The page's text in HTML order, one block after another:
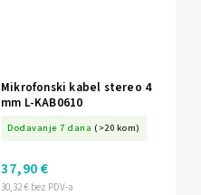
Mikrofonski kabel stereo 4
mm L-KAB0610
Dodavanje 7 dana (>20 kom)
30,32 € bez PDV-a
37,90 €